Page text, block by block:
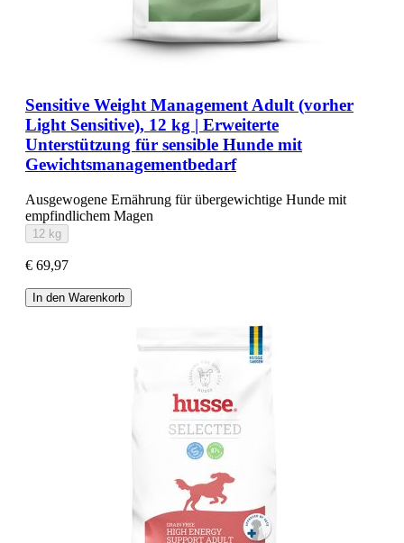
Sensitive Weight Management Adult (vorher
Light Sensitive), 12 kg | Erweiterte
Unterstützung für sensible Hunde mit
Gewichtsmanagementbedarf
Ausgewogene Ernährung für übergewichtige Hunde mit
empfindlichem Magen
12 kg
€ 69,97
In den Warenkorb